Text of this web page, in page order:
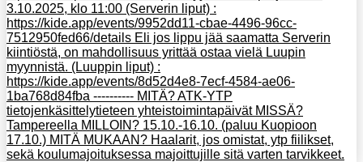
3.10.2025, klo 11:00 (Serverin liput) :
https://kide.app/events/9952dd11-cbae-4496-96cc-
7512950fed66/details Eli jos lippu jää saamatta Serverin
kiintiöstä, on mahdollisuus yrittää ostaa vielä Luupin
myynnistä. (Luuppin liput) :
https://kide.app/events/8d52d4e8-7ecf-4584-ae06-
1ba768d84fba ---------- MITÄ? ATK-YTP
tietojenkäsittelytieteen yhteistoimintapäivät MISSÄ?
Tampereella MILLOIN? 15.10.-16.10. (paluu Kuopioon
17.10.) MITÄ MUKAAN? Haalarit, jos omistat, ytp fiilikset,
sekä koulumajoituksessa majoittujille sitä varten tarvikkeet.